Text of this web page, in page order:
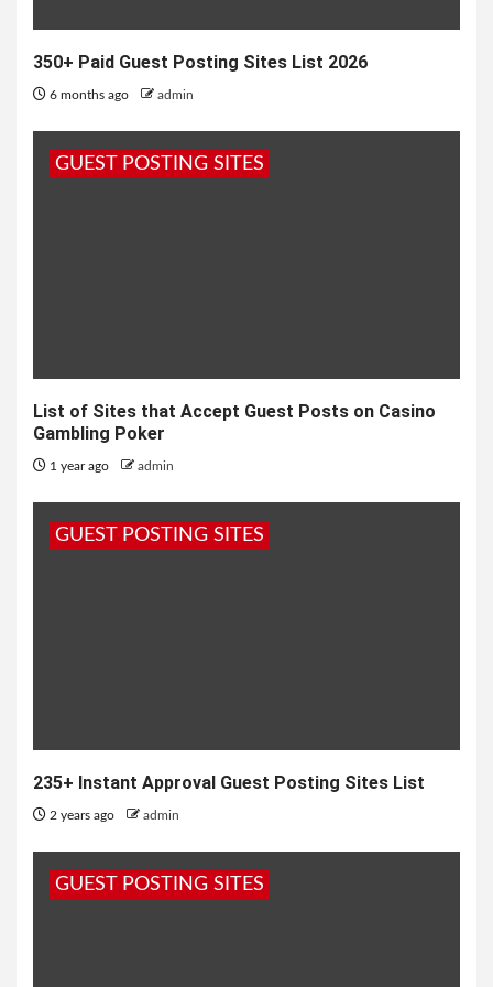
350+ Paid Guest Posting Sites List 2026
6 months ago admin
GUEST POSTING SITES
List of Sites that Accept Guest Posts on Casino
Gambling Poker
1 year ago admin
GUEST POSTING SITES
235+ Instant Approval Guest Posting Sites List
2 years ago admin
GUEST POSTING SITES